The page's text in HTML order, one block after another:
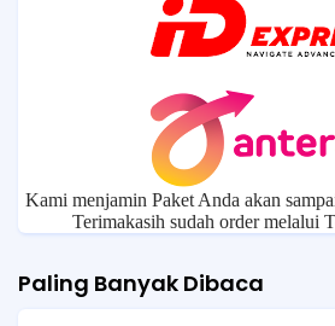
Kami menjamin Paket Anda akan
Terimakasih sudah order melalui
Paling Banyak Dibaca